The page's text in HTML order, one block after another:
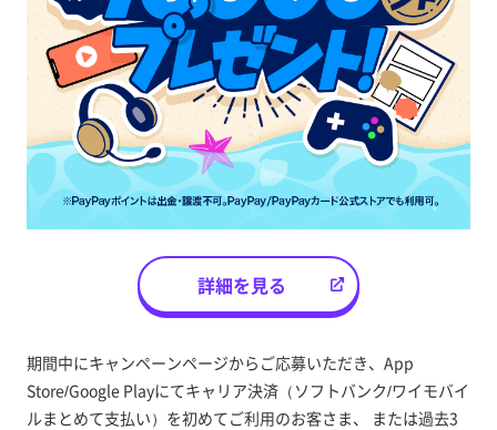
詳細を見る
期間中にキャンペーンページからご応募いただき、App
Store/Google Playにてキャリア決済（ソフトバンク/ワイモバイ
ルまとめて支払い）を初めてご利用のお客さま、 または過去3